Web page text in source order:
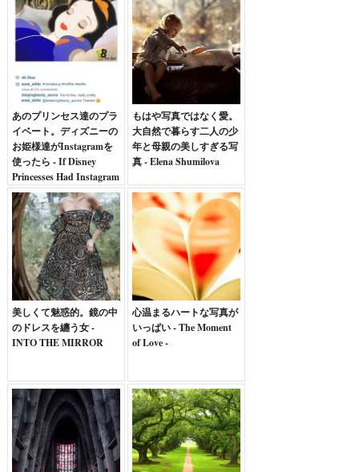
あのプリンセス達のプラ
イベート。ディズニーの
お姫様達がInstagramを
使ったら - If Disney
Princesses Had Instagram
もはや写真ではなく愛。
大自然で暮らす二人の少
年と母親の美しすぎる写
真 - Elena Shumilova
美しくて魅惑的。鏡の中
のドレスを纏う女 -
INTO THE MIRROR
心温まるハートな写真が
いっぱい - The Moment
of Love -